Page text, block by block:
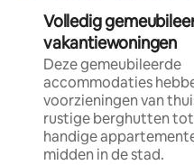
Volledig
vakantiewoningen
Deze gemeubileerde
accommodaties
voorzieningen van
rustige berghutten tot
handige
midden in de stad.